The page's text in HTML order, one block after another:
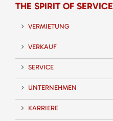
THE SPIRIT OF SERVICE
VERMIETUNG
VERKAUF
SERVICE
UNTERNEHMEN
KARRIERE